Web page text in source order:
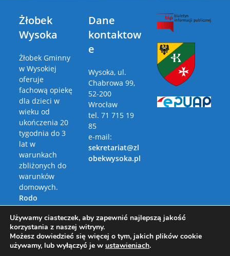
Żłobek
Wysoka
Żłobek Gminny
w Wysokiej
oferuje
fachową opiekę
dla dzieci w
wieku od
ukończenia 20
tygodnia do 3
lat w
warunkach
zbliżonych do
warunków
domowych.
Rodo
Polityka
Prywatności
Dane
kontaktow
e
Wysoka, ul.
Chabrowa 99,
52-200
Wrocław
tel. 71 715 19
85
e-mail:
sekretariat@zl
obekwysoka.pl
Używamy ciasteczek, aby zapewnić najlepszą jakość
korzystania z naszej witryny.
Możesz dowiedzieć się więcej o tym, jakich plików cookie
używamy, lub wyłączyć je w ustawieniach.